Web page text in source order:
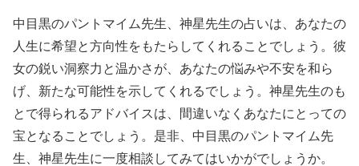
中目黒のパントマイム先生、神星先生の占いは、あなたの
人生に希望と方向性をもたらしてくれることでしょう。彼
女の鋭い洞察力と温かさが、あなたの悩みや不安を和ら
げ、新たな可能性を示してくれるでしょう。神星先生のも
とで得られるアドバイスは、間違いなくあなたにとっての
宝となることでしょう。是非、中目黒のパントマイム先
生、神星先生に一度相談してみてはいかがでしょうか。